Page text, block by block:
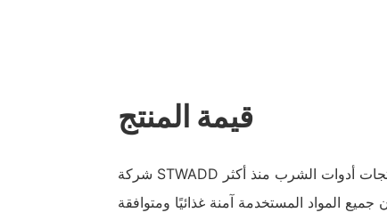
قيمة المنتج
شركة STWADD متخصصة في تطوير وإنتاج منتجات أدوات الشرب منذ أكثر
أن جميع المواد المستخدمة آمنة غذائيًا ومتوافقة